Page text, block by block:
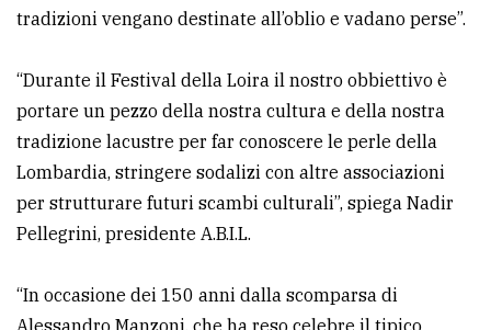
tradizioni vengano destinate all’oblio e vadano perse”.
“Durante il Festival della Loira il nostro obbiettivo è
portare un pezzo della nostra cultura e della nostra
tradizione lacustre per far conoscere le perle della
Lombardia, stringere sodalizi con altre associazioni
per strutturare futuri scambi culturali”, spiega Nadir
Pellegrini, presidente A.B.I.L.
“In occasione dei 150 anni dalla scomparsa di
Alessandro Manzoni, che ha reso celebre il tipico